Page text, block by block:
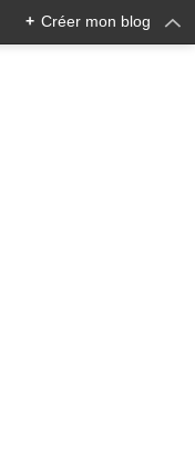
+ Créer mon blog